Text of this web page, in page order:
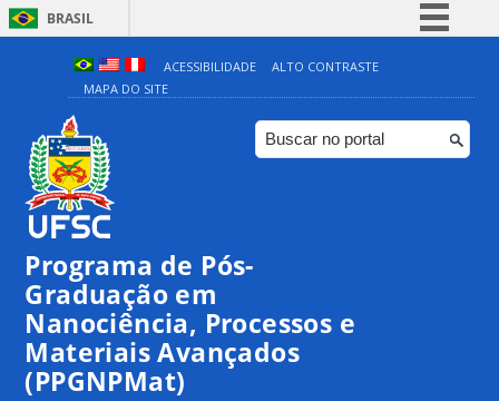
BRASIL
Simplifique!
Comunica BR
Participe
ACESSIBILIDADE
ALTO CONTRASTE
MAPA DO SITE
Programa de Pós-
Graduação em
Nanociência, Processos e
Materiais Avançados
(PPGNPMat)
01:00